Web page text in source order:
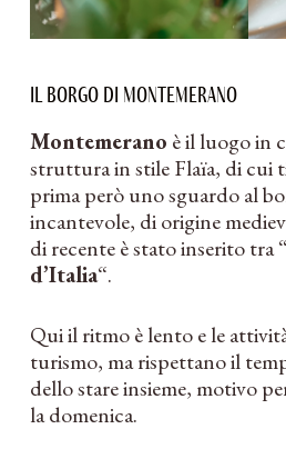
Il borgo di Montemerano
Montemerano è il luogo in
struttura in stile Flaïa, di cui
prima però uno sguardo al
incantevole, di origine
di recente è stato inserito tra “
d’Italia“.
Qui il ritmo è lento e le
turismo, ma rispettano il
dello stare insieme, motivo
la domenica.